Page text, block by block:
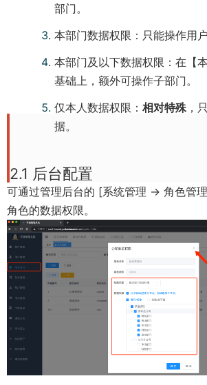
部门。
本部门数据权限：只能操作用
本部门及以下数据权限：在【
基础上，额外可操作子部门。
仅本人数据权限：相对特殊 ，
据。
2.1 后台配置
可通过管理后台的 [系统管理 -> 角色管
角色的数据权限。